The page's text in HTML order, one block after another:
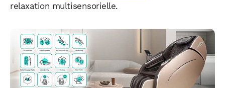
relaxation multisensorielle.